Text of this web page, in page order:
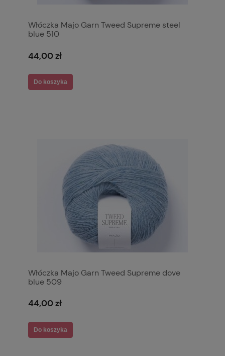
Włóczka Majo Garn Tweed Supreme steel
blue 510
44,00 zł
Do koszyka
Włóczka Majo Garn Tweed Supreme dove
blue 509
44,00 zł
Do koszyka